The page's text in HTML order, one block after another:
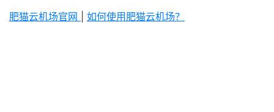
肥猫云机场官网 如何使用肥猫云机场？